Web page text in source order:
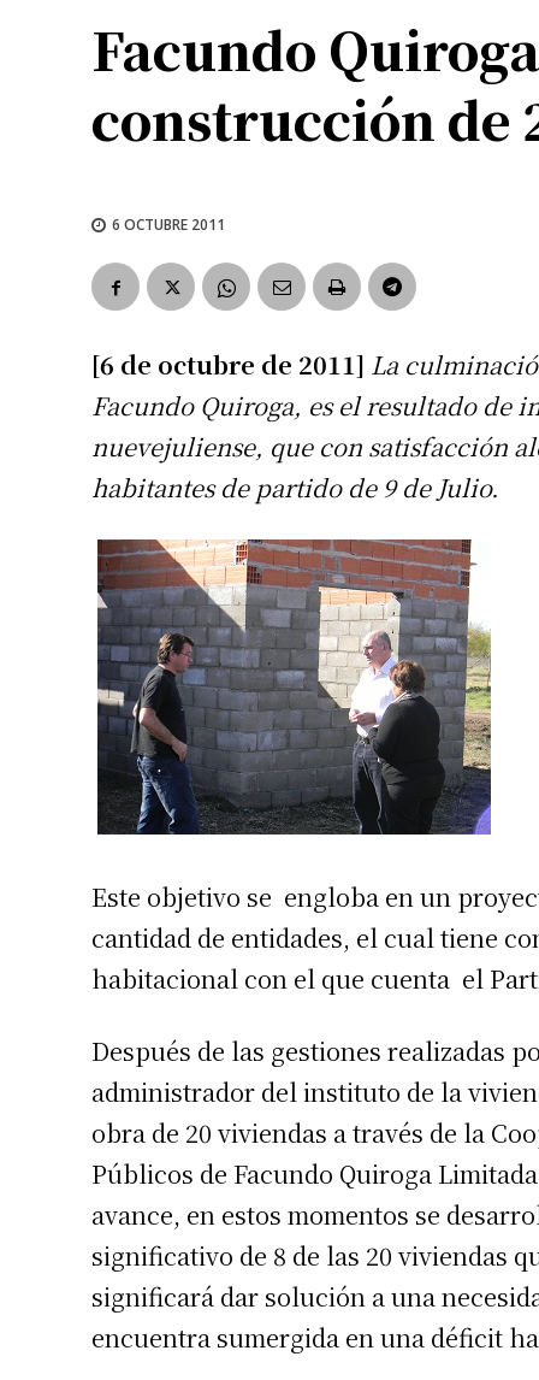
Facundo
construcción de
6 OCTUBRE 2011
[6 de octubre de 2011] La
Facundo Quiroga, es el resultado de
nuevejuliense, que con satisfacción
habitantes de partido de 9 de Julio.
Este objetivo se engloba en un
cantidad de entidades, el cual tiene
habitacional con el que cuenta el
Después de las gestiones realizadas
administrador del instituto de la
obra de 20 viviendas a través de la
Públicos de Facundo Quiroga
avance, en estos momentos se
significativo de 8 de las 20 viviendas
significará dar solución a una
encuentra sumergida en una déficit